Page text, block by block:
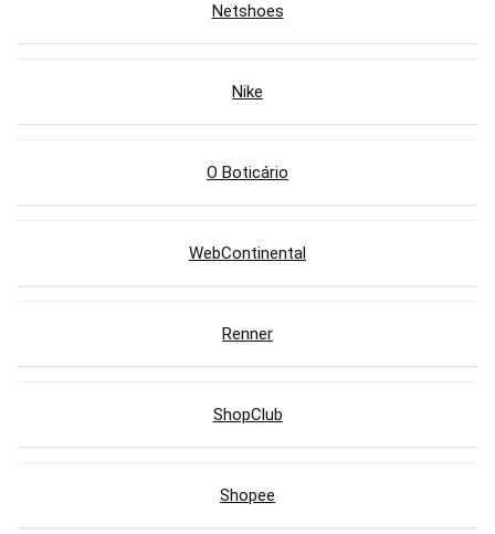
Netshoes
Nike
O Boticário
WebContinental
Renner
ShopClub
Shopee